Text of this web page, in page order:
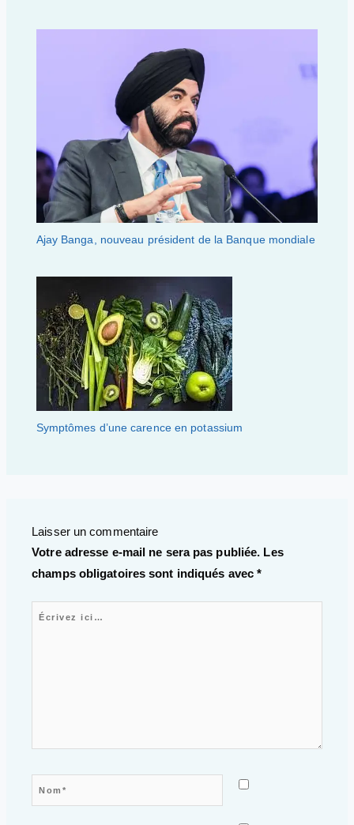
Ajay Banga, nouveau président de la Banque mondiale
Symptômes d’une carence en potassium
Laisser un commentaire
Votre adresse e-mail ne sera pas publiée. Les
champs obligatoires sont indiqués avec*